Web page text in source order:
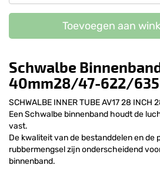
Toevoegen aan
Schwalbe
40mm28/47-622/
SCHWALBE INNER TUBE AV17 28
Een Schwalbe binnenband houdt de
vast.
De kwaliteit van de bestanddelen en de
rubbermengsel zijn onderscheidend
binnenband.